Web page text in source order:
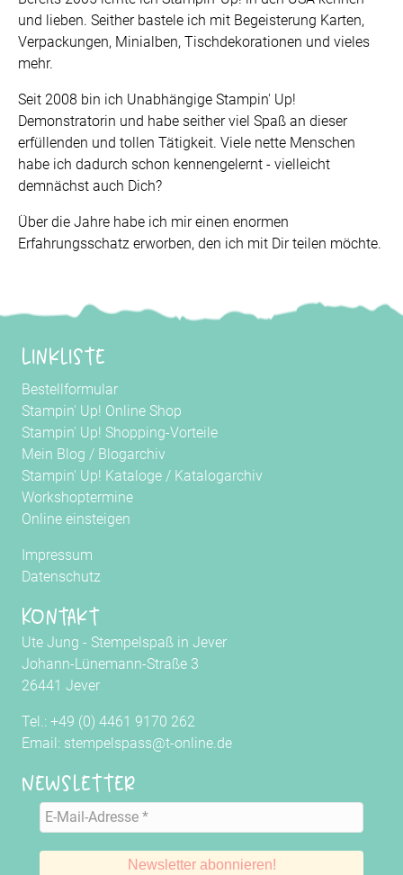
und lieben. Seither bastele ich mit Begeisterung Karten,
Verpackungen, Minialben, Tischdekorationen und vieles
mehr.
Seit 2008 bin ich Unabhängige Stampin' Up!
Demonstratorin und habe seither viel Spaß an dieser
erfüllenden und tollen Tätigkeit. Viele nette Menschen
habe ich dadurch schon kennengelernt - vielleicht
demnächst auch Dich?
Über die Jahre habe ich mir einen enormen
Erfahrungsschatz erworben, den ich mit Dir teilen möchte.
Linkliste
Bestellformular
Stampin' Up! Online Shop
Stampin' Up! Shopping-Vorteile
Mein Blog / Blogarchiv
Stampin' Up! Kataloge / Katalogarchiv
Workshoptermine
Online einsteigen
Impressum
Datenschutz
Kontakt
Ute Jung - Stempelspaß in Jever
Johann-Lünemann-Straße 3
26441 Jever
Tel.: +49 (0) 4461 9170 262
Email: stempelspass@t-online.de
Newsletter